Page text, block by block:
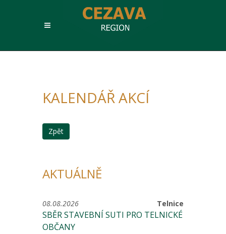
KALENDÁŘ AKCÍ
Zpět
AKTUÁLNĚ
Telnice
08.08.2026
SBĚR STAVEBNÍ SUTI PRO TELNICKÉ
OBČANY